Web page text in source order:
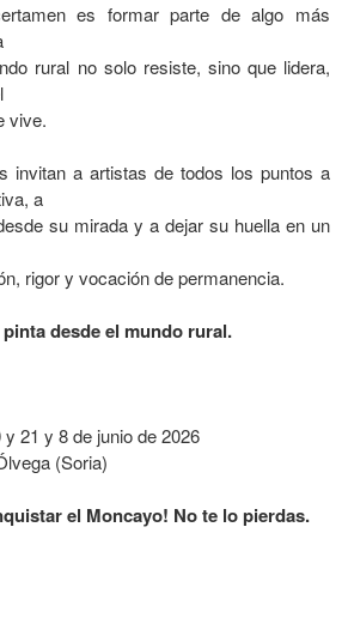
es formar parte de algo más
rural no solo resiste, sino que lidera,
vive.
invitan a artistas de todos los puntos a
a
su mirada y a dejar su huella en un
rigor y vocación de permanencia.
desde el mundo rural.
y 21 y 8 de junio de 2026
(Soria)
el Moncayo! No te lo pierdas.